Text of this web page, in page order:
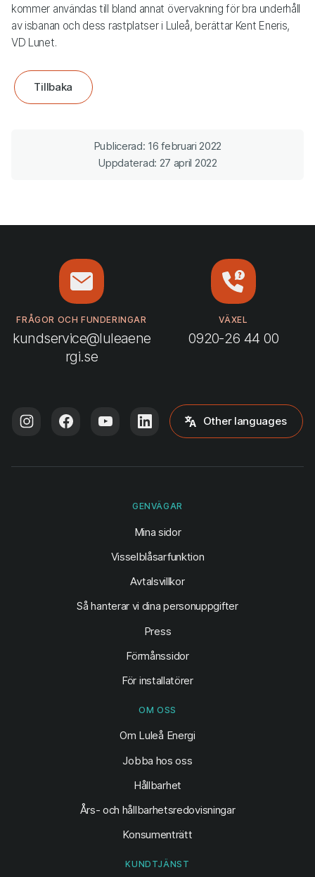
kommer användas till bland annat övervakning för bra underhåll
av isbanan och dess rastplatser i Luleå, berättar Kent Eneris,
VD Lunet.
Tillbaka
Publicerad: 16 februari 2022
Uppdaterad: 27 april 2022
FRÅGOR OCH FUNDERINGAR
kundservice@luleaene
rgi.se
VÄXEL
0920-26 44 00
Other languages
GENVÄGAR
Mina sidor(öppnas i ny flik)
Visselblåsarfunktion
Avtalsvillkor
Så hanterar vi dina personuppgifter
Press
Förmånssidor
För installatörer
OM OSS
Om Luleå Energi
Jobba hos oss
Hållbarhet
Års- och hållbarhetsredovisningar
Konsumenträtt
KUNDTJÄNST